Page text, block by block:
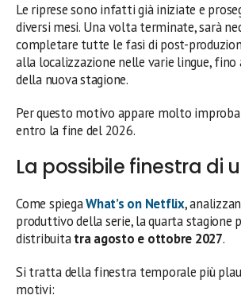
Le riprese sono infatti già iniziate e
diversi mesi. Una volta terminate, sarà
completare tutte le fasi di post-
alla localizzazione nelle varie lingue,
della nuova stagione.
Per questo motivo appare molto
entro la fine del 2026.
La possibile finestra di
Come spiegaWhat’s on Netflix,
produttivo della serie, la quarta stagione
distribuitatra agosto e ottobre 2027.
Si tratta della finestra temporale più
motivi: